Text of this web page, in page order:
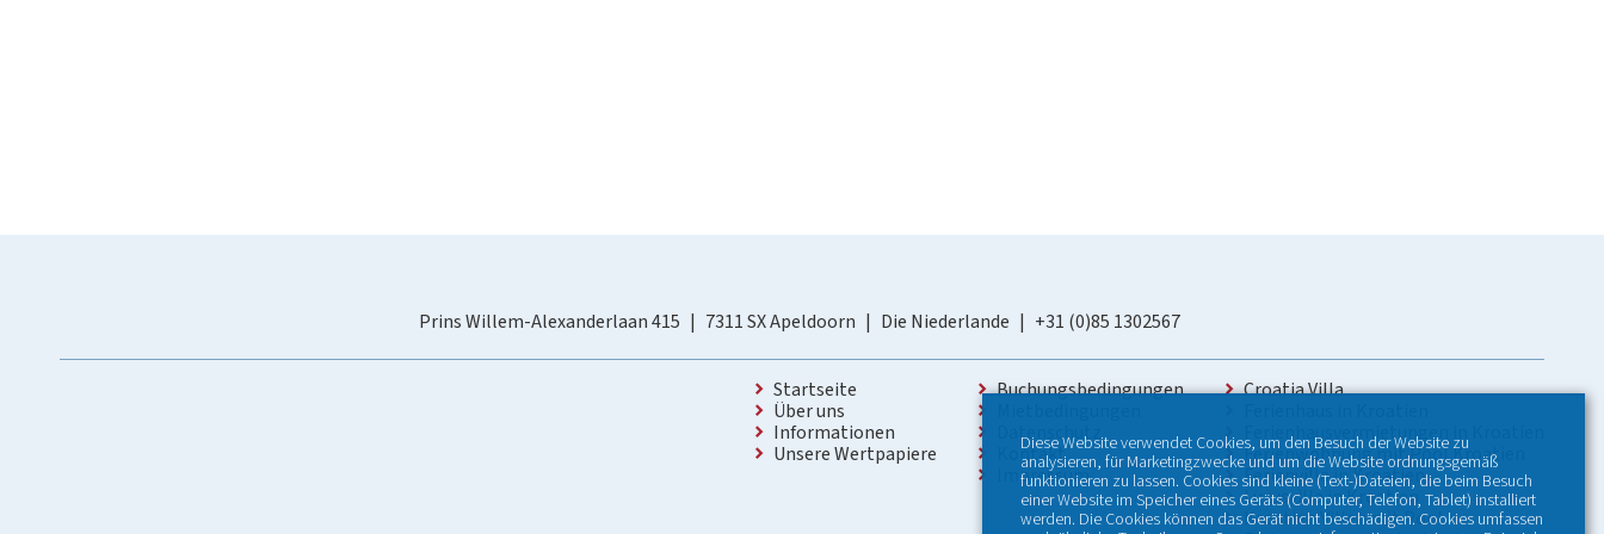
Prins Willem-Alexanderlaan 415 7311 SX Apeldoorn Die Niederlande +31 (0)85 1302567
Startseite
Über uns
Informationen
Unsere Wertpapiere
Buchungsbedingungen
Datenschutz
Kontakt
Impressum
Croatia Villa
Ferienhausvermietungen in Kroatien
Ferienwohnung mit Pool Kroatien
Ferienvilla in Kroatien
Luxusvilla in Kroatien
Kroatien Villen mit Pool
Diese Website verwendet Cookies, um den Besuch der Website zu
analysieren, für Marketingzwecke und um die Website ordnungsgemäß
funktionieren zu lassen. Cookies sind kleine (Text-)Dateien, die beim Besuch
einer Website im Speicher eines Geräts (Computer, Telefon, Tablet) installiert
werden. Die Cookies können das Gerät nicht beschädigen. Cookies umfassen